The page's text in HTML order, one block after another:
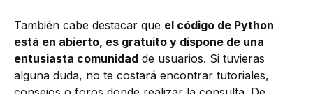
También cabe destacar que el código de Python
está en abierto, es gratuito y dispone de una
entusiasta comunidad de usuarios. Si tuvieras
alguna duda, no te costará encontrar tutoriales,